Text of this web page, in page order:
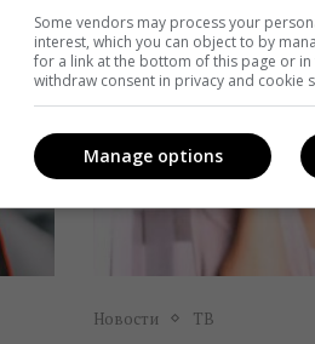
Новости ТВ
Some vendors may process your
interest, which you can object to by
for a link at the bottom of this page or
withdraw consent in privacy and cookie
Manage options